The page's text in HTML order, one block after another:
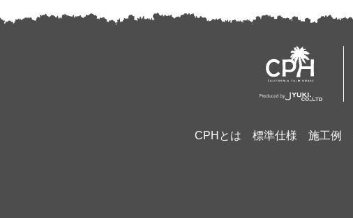
CPHとは 標準仕様 施工例